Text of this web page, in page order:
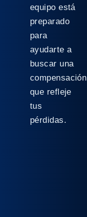
equipo está
preparado
para
ayudarte a
buscar una
compensación
que refleje
tus
pérdidas.